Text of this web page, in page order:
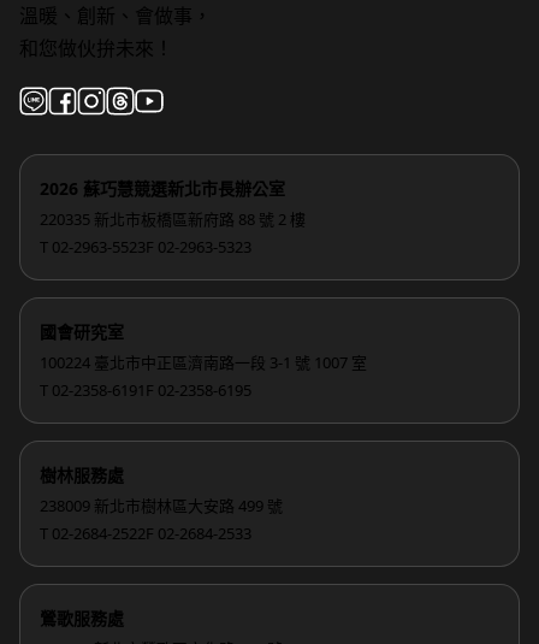
溫暖、創新、會做事，
和您做伙拚未來！
2026 蘇巧慧競選新北市長辦公室
220335 新北市板橋區新府路 88 號 2 樓
T 02-2963-5523F 02-2963-5323
國會研究室
100224 臺北市中正區濟南路一段 3-1 號 1007 室
T 02-2358-6191 F 02-2358-6195
樹林服務處
238009 新北市樹林區大安路 499 號
T 02-2684-2522F 02-2684-2533
鶯歌服務處